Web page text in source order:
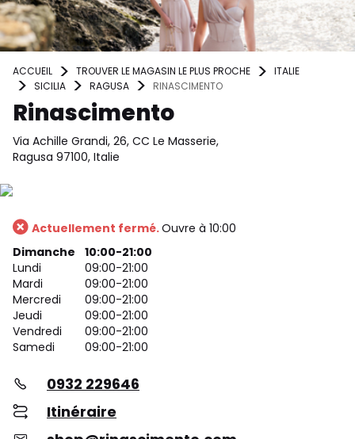
ACCUEIL TROUVER LE MAGASIN LE PLUS PROCHE
ITALIE
SICILIA
RAGUSA RINASCIMENTO
Rinascimento
Via Achille Grandi, 26, CC Le Masserie,
Ragusa 97100, Italie
Actuellement fermé.Ouvre à 10:00
Dimanche
10:00-21:00
Lundi
09:00-21:00
Mardi
09:00-21:00
Mercredi
09:00-21:00
Jeudi
09:00-21:00
Vendredi
09:00-21:00
Samedi
09:00-21:00
0932 229646
Itinéraire